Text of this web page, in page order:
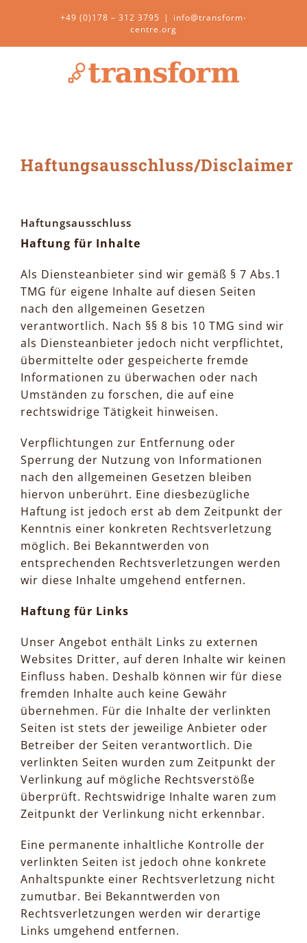
+49 (0)178 – 312 3795 |
info@transform-
centre.org
Haftungsausschluss/Disclaimer
Haftungsausschluss
Haftung für Inhalte
Als Diensteanbieter sind wir gemäß § 7 Abs.1
TMG für eigene Inhalte auf diesen Seiten
nach den allgemeinen Gesetzen
verantwortlich. Nach §§ 8 bis 10 TMG sind wir
als Diensteanbieter jedoch nicht verpflichtet,
übermittelte oder gespeicherte fremde
Informationen zu überwachen oder nach
Umständen zu forschen, die auf eine
rechtswidrige Tätigkeit hinweisen.
Verpflichtungen zur Entfernung oder
Sperrung der Nutzung von Informationen
nach den allgemeinen Gesetzen bleiben
hiervon unberührt. Eine diesbezügliche
Haftung ist jedoch erst ab dem Zeitpunkt der
Kenntnis einer konkreten Rechtsverletzung
möglich. Bei Bekanntwerden von
entsprechenden Rechtsverletzungen werden
wir diese Inhalte umgehend entfernen.
Haftung für Links
Unser Angebot enthält Links zu externen
Websites Dritter, auf deren Inhalte wir keinen
Einfluss haben. Deshalb können wir für diese
fremden Inhalte auch keine Gewähr
übernehmen. Für die Inhalte der verlinkten
Seiten ist stets der jeweilige Anbieter oder
Betreiber der Seiten verantwortlich. Die
verlinkten Seiten wurden zum Zeitpunkt der
Verlinkung auf mögliche Rechtsverstöße
überprüft. Rechtswidrige Inhalte waren zum
Zeitpunkt der Verlinkung nicht erkennbar.
Eine permanente inhaltliche Kontrolle der
verlinkten Seiten ist jedoch ohne konkrete
Anhaltspunkte einer Rechtsverletzung nicht
zumutbar. Bei Bekanntwerden von
Rechtsverletzungen werden wir derartige
Links umgehend entfernen.